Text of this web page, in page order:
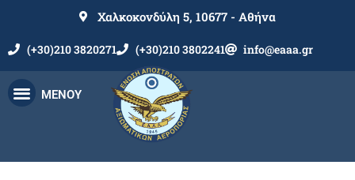
Χαλκοκονδύλη 5, 10677 - Αθήνα
(+30)210 3820271 (+30)210 3802241 info@eaaa.gr
ΜΕΝΟΥ